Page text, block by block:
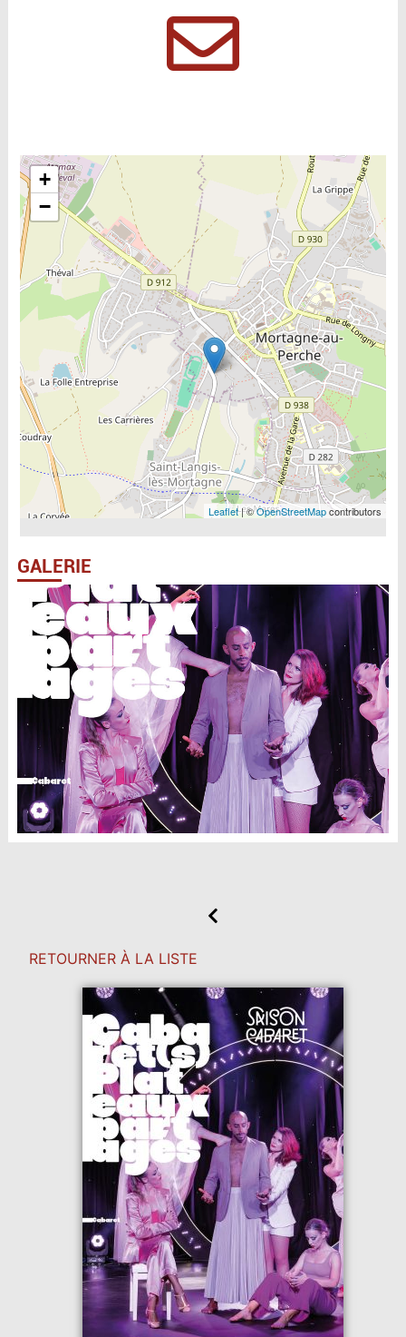
Include la carte
+
−
Leaflet| ©OpenStreetMapcontributors
GALERIE
RETOURNER À LA LISTE